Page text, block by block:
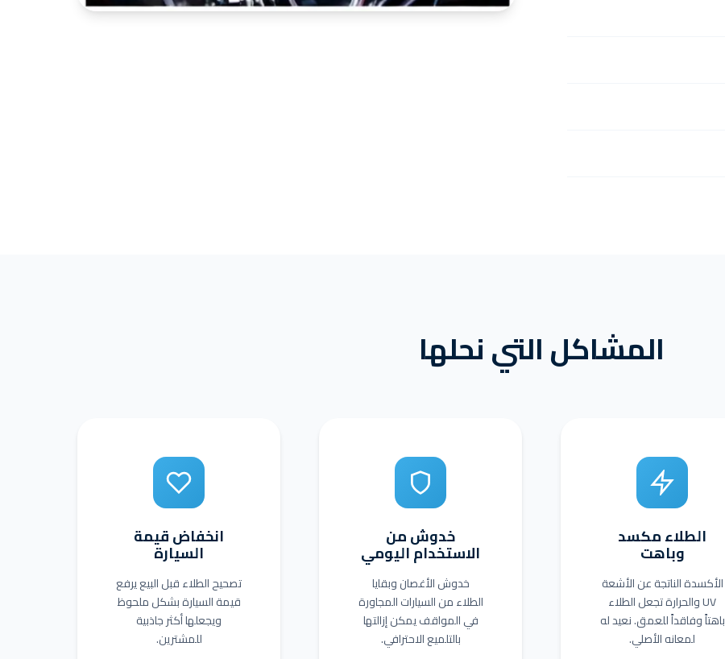
المشاكل التي نحلها
الطلاء مكسد
وباهت
الأكسدة الناتجة عن الأشعة
UV والحرارة تجعل الطلاء
باهتاً وفاقداً للعمق. نعيد له
لمعانه الأصلي.
خدوش من
الاستخدام اليومي
خدوش الأغصان وبقايا
الطلاء من السيارات المجاورة
في المواقف يمكن إزالتها
بالتلميع الاحترافي.
انخفاض قيمة
السيارة
تصحيح الطلاء قبل البيع يرفع
قيمة السيارة بشكل ملحوظ
ويجعلها أكثر جاذبية
للمشترين.